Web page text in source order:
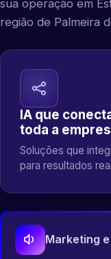
sua operação em
região de Palmeira
IA que
toda a
Soluções que
para resultados
Marketing